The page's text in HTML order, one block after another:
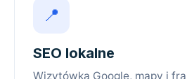
📍
SEO lokalne
Wizytówka Google, mapy i